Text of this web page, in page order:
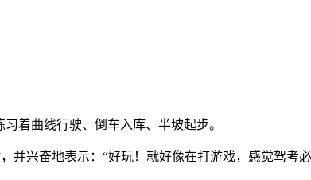
着曲线行驶、倒车入库、半坡起步。
并兴奋地表示：“好玩！就好像在打游戏，感觉驾考